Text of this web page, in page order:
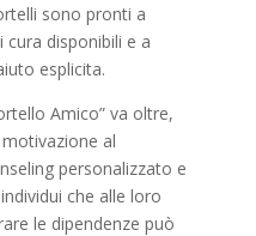
sono pronti a
disponibili e a
esplicita.
Amico” va oltre,
al
personalizzato e
che alle loro
le dipendenze può